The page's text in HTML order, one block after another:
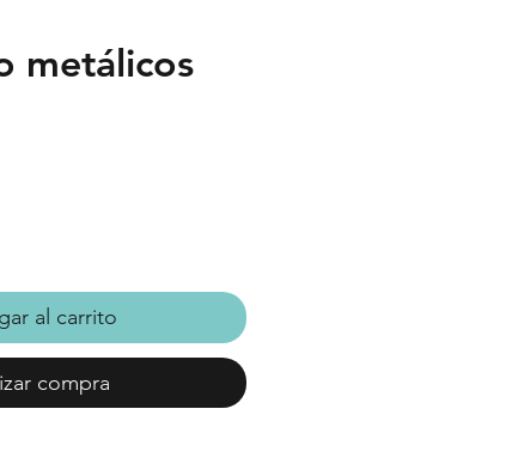
metálicos
al carrito
compra